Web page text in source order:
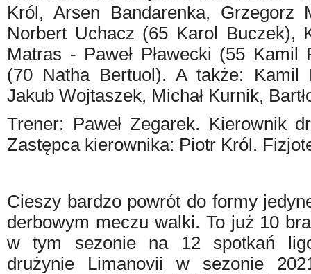
Król, Arsen Bandarenka, Grzegorz
Norbert Uchacz (65 Karol Buczek),
Matras - Paweł Pławecki (55
(70 Natha Bertuol). A także: Kamil
Jakub Wojtaszek, Michał Kurnik,
Trener: Paweł Zegarek. Kierownik
Zastępca kierownika: Piotr Król.
Cieszy bardzo powrót do formy
derbowym meczu walki. To już 10
w tym sezonie na 12 spotkań
drużynie Limanovii w sezonie